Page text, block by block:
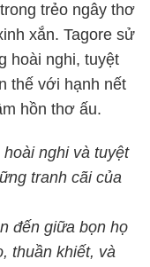
trẻo ngây thơ
xắn. Tagore sử
hoài nghi, tuyệt
thế với hạnh nết
hồn thơ ấu.
hoài nghi và tuyệt
tranh cãi của
đến giữa bọn họ
thuần khiết, và